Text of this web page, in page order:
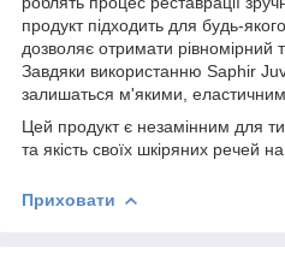
продукт підходить для будь-
дозволяє отримати рівномірний
Завдяки використанню Saphir
залишаться м'якими,
Цей продукт є незамінним для
та якість своїх шкіряних речей на
Приховати